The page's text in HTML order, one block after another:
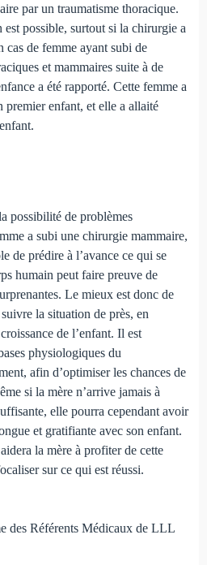
par un traumatisme thoracique.
possible, surtout si la chirurgie a
de femme ayant subi de
et mammaires suite à de
a été rapporté. Cette femme a
premier enfant, et elle a allaité
possibilité de problèmes
a subi une chirurgie mammaire,
de prédire à l’avance ce qui se
humain peut faire preuve de
Le mieux est donc de
la situation de près, en
de l’enfant. Il est
physiologiques du
afin d’optimiser les chances de
si la mère n’arrive jamais à
elle pourra cependant avoir
et gratifiante avec son enfant.
la mère à profiter de cette
sur ce qui est réussi.
des Référents Médicaux de LLL